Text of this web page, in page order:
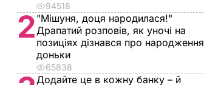
94518
2 "Мішуня, доця народилася!"
Драпатий розповів, як уночі на
позиціях дізнався про народження
доньки
65838
Додайте це в кожну банку – й